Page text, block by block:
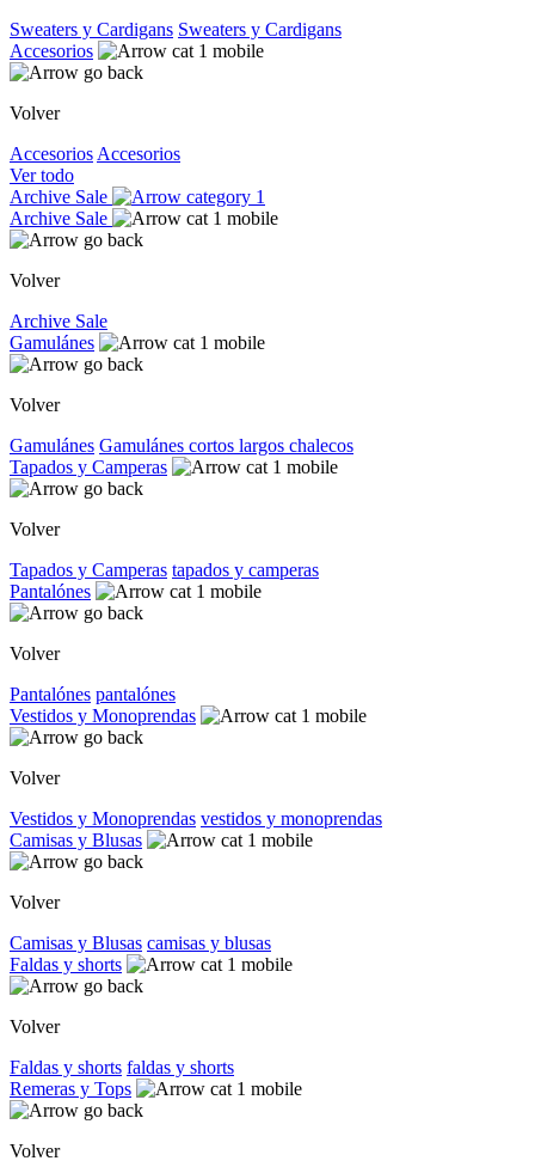
Sweaters y Cardigans Sweaters y Cardigans
Accesorios
Volver
Accesorios Accesorios
Ver todo
Archive Sale
Archive Sale
Volver
Archive Sale
Gamulánes
Volver
Gamulánes Gamulánes cortos largos chalecos
Tapados y Camperas
Volver
Tapados y Camperas tapados y camperas
Pantalónes
Volver
Pantalónes pantalónes
Vestidos y Monoprendas
Volver
Vestidos y Monoprendas vestidos y monoprendas
Camisas y Blusas
Volver
Camisas y Blusas camisas y blusas
Faldas y shorts
Volver
Faldas y shorts faldas y shorts
Remeras y Tops
Volver